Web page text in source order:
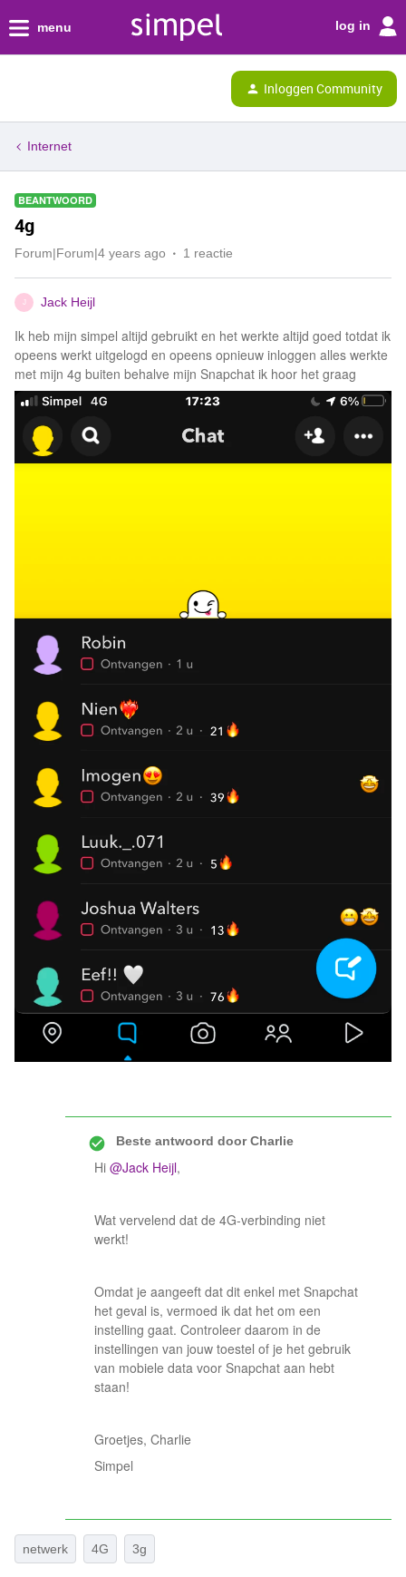
menu log in
Inloggen Community
Internet
BEANTWOORD
4g
Forum|Forum|4 years ago 1 reactie
J Jack Heijl
Ik heb mijn simpel altijd gebruikt en het werkte altijd goed totdat ik
opeens werkt uitgelogd en opeens opnieuw inloggen alles werkte
met mijn 4g buiten behalve mijn Snapchat ik hoor het graag
Beste antwoord doorCharlie
Hi @Jack Heijl,
Wat vervelend dat de 4G-verbinding niet
werkt!
Omdat je aangeeft dat dit enkel met Snapchat
het geval is, vermoed ik dat het om een
instelling gaat. Controleer daarom in de
instellingen van jouw toestel of je het gebruik
van mobiele data voor Snapchat aan hebt
staan!
Groetjes, Charlie
Simpel
netwerk 4G 3g